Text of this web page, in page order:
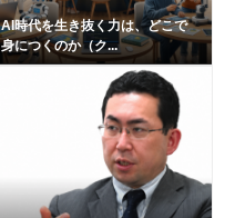
AI時代を生き抜く力は、どこで
身につくのか（ク...